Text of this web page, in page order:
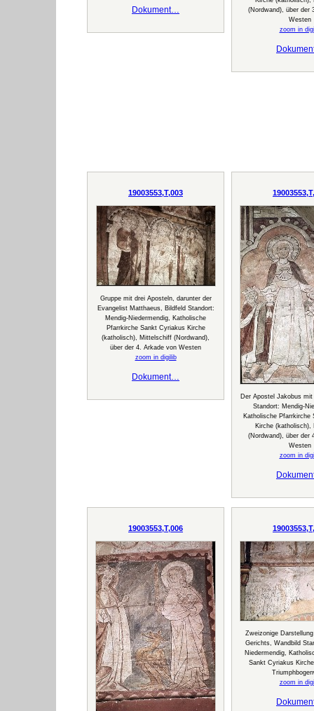
Dokument…
(Nordwand), über der
Westen
zoom in
19003553,T,003
Gruppe mit drei Aposteln, darunter der
Evangelist Matthaeus, Bildfeld Standort:
Mendig-Niedermendig, Katholische
Pfarrkirche Sankt Cyriakus Kirche
(katholisch), Mittelschiff (Nordwand),
über der 4. Arkade von Westen
zoom in digilib
Dokument…
Der Apostel Jakobus
Standort: Mendig-
Katholische Pfarrkirche
Kirche (katholisch),
(Nordwand), über der
Westen
zoom in
19003553,T,006
Zweizonige
Gerichts, Wandbild
Niedermendig,
Sankt Cyriakus
zoom in